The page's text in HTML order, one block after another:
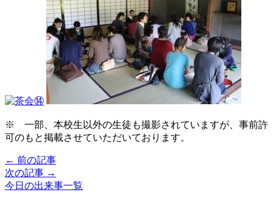
※ 一部、本校生以外の生徒も撮影されていますが、事前許
可のもと掲載させていただいております。
← 前の記事
次の記事 →
今日の出来事一覧